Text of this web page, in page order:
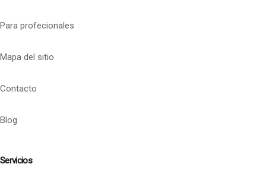
Para profecionales
Mapa del sitio
Contacto
Blog
Servicios